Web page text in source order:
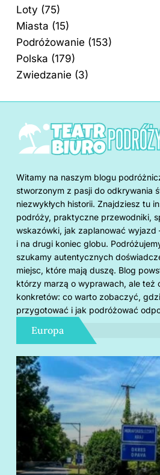
Loty (75)
Miasta (15)
Podróżowanie (153)
Polska (179)
Zwiedzanie (3)
Witamy na naszym blogu
stworzonym z pasji do odkrywania
niezwykłych historii. Znajdziesz tu
podróży, praktyczne przewodniki,
wskazówki, jak zaplanować wyjazd
i na drugi koniec globu.
szukamy autentycznych
miejsc, które mają duszę. Blog
którzy marzą o wyprawach, ale też
konkretów: co warto zobaczyć,
przygotować i jak podróżować
Europa